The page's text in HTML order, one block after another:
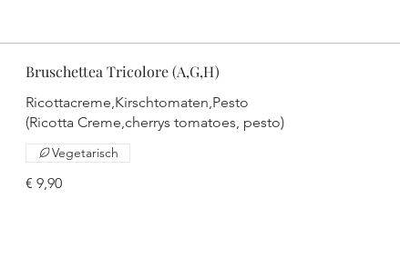
Bruschettea Tricolore (A,G,H)
Ricottacreme,Kirschtomaten,Pesto
(Ricotta Creme,cherrys tomatoes, pesto)
€ 9,90
Vegetarisch